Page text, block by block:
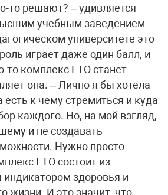
то решают? – удивляется
учебным заведением
университете это
играет даже один балл, и
то комплекс ГТО станет
она. – Лично я бы хотела
есть к чему стремиться и куда
каждого. Но, на мой взгляд,
и не создавать
Нужно просто
ГТО состоит из
индикатором здоровья и
жизни. И это значит, что